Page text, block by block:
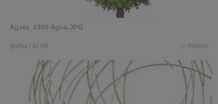
Agata_0300-6gna.JPG
grafika | 42 KB Pobierz